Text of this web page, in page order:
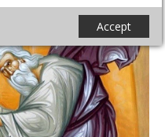
Accept